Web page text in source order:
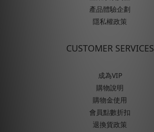
產品體驗企劃
隱私權政策
CUSTOMER SERVICES
成為VIP
購物說明
購物金使用
會員點數折扣
退換貨政策